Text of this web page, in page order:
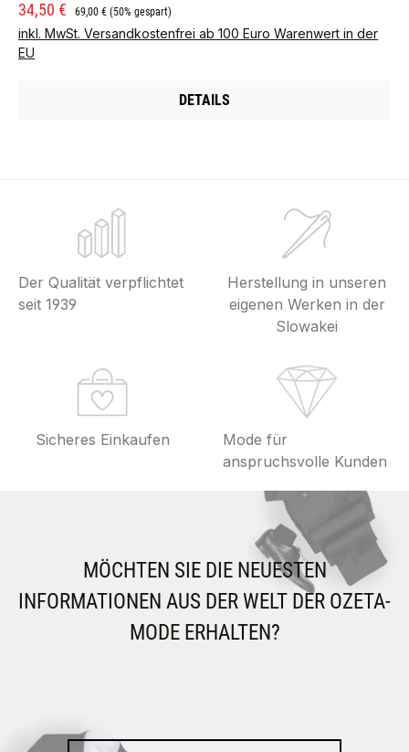
Verkaufspreis:
34,50 € Regulärer Preis:
69,00 € (50% gespart)
inkl. MwSt. Versandkostenfrei ab 100 Euro Warenwert in der
EU
DETAILS
Der Qualität verpflichtet
seit 1939
Herstellung in unseren
eigenen Werken in der
Slowakei
Sicheres Einkaufen
Mode für
anspruchsvolle Kunden
MÖCHTEN SIE DIE NEUESTEN
INFORMATIONEN AUS DER WELT DER OZETA-
MODE ERHALTEN?